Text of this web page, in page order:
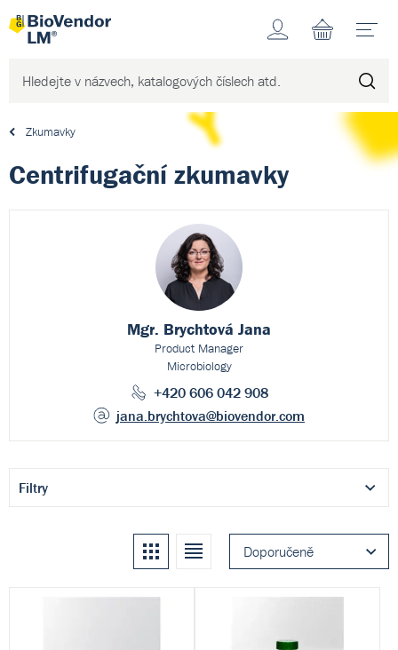
Účet
Zkumavky
Centrifugační zkumavky
Mgr. Brychtová Jana
Product Manager
Microbiology
+420 606 042 908
jana.brychtova@biovendor.com
Filtry
Doporučeně
Kachle Seznam